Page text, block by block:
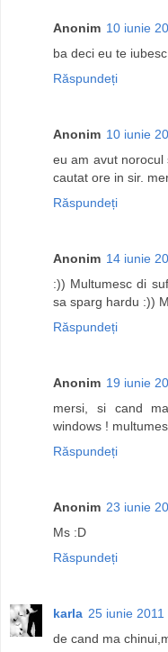
Anonim 10 iunie
ba deci eu te
Răspundeți
Anonim 10 iunie
eu am avut norocul
cautat ore in sir.
Răspundeți
Anonim 14 iunie
:)) Multumesc di
sa sparg hardu :))
Răspundeți
Anonim 19 iunie
mersi, si cand
windows !
Răspundeți
Anonim 23 iunie
Ms :D
Răspundeți
karla 25 iunie 2011
de cand ma